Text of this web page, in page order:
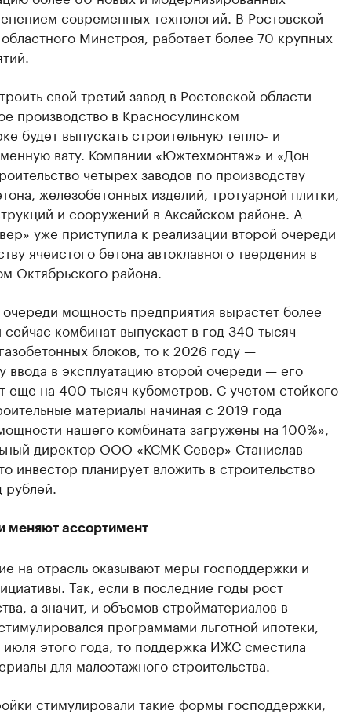
современных технологий. В Ростовской
Минстроя, работает более 70 крупных
свой третий завод в Ростовской области
производство в Красносулинском
будет выпускать строительную тепло- и
вату. Компании «Южтехмонтаж» и «Дон
четырех заводов по производству
железобетонных изделий, тротуарной плитки,
и сооружений в Аксайском районе. А
уже приступила к реализации второй очереди
ячеистого бетона автоклавного твердения в
Октябрьского района.
мощность предприятия вырастет более
комбинат выпускает в год 340 тысяч
блоков, то к 2026 году —
ввода в эксплуатацию второй очереди — его
еще на 400 тысяч кубометров. С учетом стойкого
материалы начиная с 2019 года
нашего комбината загружены на 100%»,
директор ООО «КСМК-Север» Станислав
инвестор планирует вложить в строительство
меняют ассортимент
на отрасль оказывают меры господдержки и
Так, если в последние годы рост
а значит, и объемов стройматериалов в
программами льготной ипотеки,
этого года, то поддержка ИЖС сместила
для малоэтажного строительства.
стимулировали такие формы господдержки,